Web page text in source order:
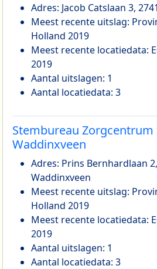
Adres: Jacob Catslaan 3,
Meest recente uitslag:
Holland 2019
Meest recente locatiedata:
2019
Aantal uitslagen: 1
Aantal locatiedata: 3
Stembureau Zorgcentrum
Waddinxveen
Adres: Prins Bernhardlaan
Waddinxveen
Meest recente uitslag:
Holland 2019
Meest recente locatiedata:
2019
Aantal uitslagen: 1
Aantal locatiedata: 3